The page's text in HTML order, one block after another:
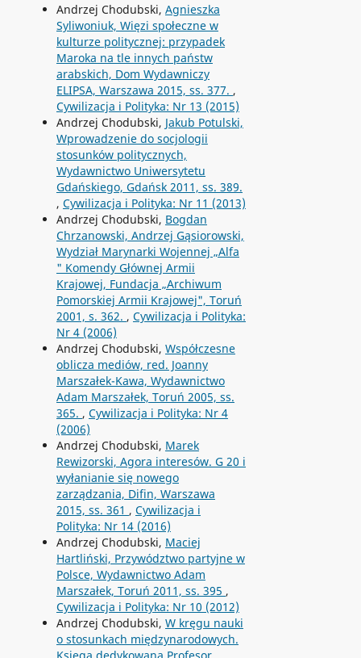
Andrzej Chodubski, Agnieszka
Syliwoniuk, Więzi społeczne w
kulturze politycznej: przypadek
Maroka na tle innych państw
arabskich, Dom Wydawniczy
ELIPSA, Warszawa 2015, ss. 377. ,
Cywilizacja i Polityka: Nr 13 (2015)
Andrzej Chodubski, Jakub Potulski,
Wprowadzenie do socjologii
stosunków politycznych,
Wydawnictwo Uniwersytetu
Gdańskiego, Gdańsk 2011, ss. 389.
, Cywilizacja i Polityka: Nr 11 (2013)
Andrzej Chodubski, Bogdan
Chrzanowski, Andrzej Gąsiorowski,
Wydział Marynarki Wojennej „Alfa
" Komendy Głównej Armii
Krajowej, Fundacja „Archiwum
Pomorskiej Armii Krajowej", Toruń
2001, s. 362. , Cywilizacja i Polityka:
Nr 4 (2006)
Andrzej Chodubski, Współczesne
oblicza mediów, red. Joanny
Marszałek-Kawa, Wydawnictwo
Adam Marszałek, Toruń 2005, ss.
365. , Cywilizacja i Polityka: Nr 4
(2006)
Andrzej Chodubski, Marek
Rewizorski, Agora interesów. G 20 i
wyłanianie się nowego
zarządzania, Difin, Warszawa
2015, ss. 361 , Cywilizacja i
Polityka: Nr 14 (2016)
Andrzej Chodubski, Maciej
Hartliński, Przywództwo partyjne w
Polsce, Wydawnictwo Adam
Marszałek, Toruń 2011, ss. 395 ,
Cywilizacja i Polityka: Nr 10 (2012)
Andrzej Chodubski, W kręgu nauki
o stosunkach międzynarodowych.
Księga dedykowana Profesor